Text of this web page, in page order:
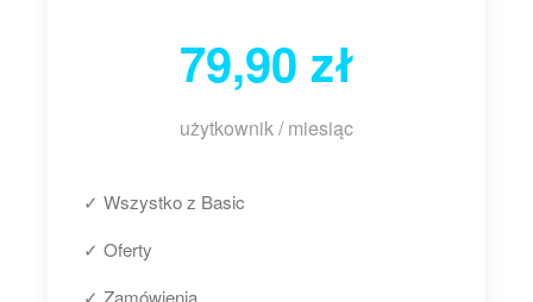
79,90 zł
użytkownik / miesiąc
✓ Wszystko z Basic
✓ Oferty
✓ Zamówienia